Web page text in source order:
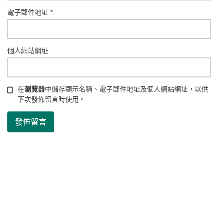
電子郵件地址*
個人網站網址
在瀏覽器中儲存顯示名稱、電子郵件地址及個人網站網址，以供
下次發佈留言時使用。